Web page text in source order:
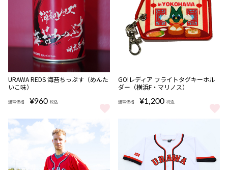
URAWA REDS 海苔ちっぷす（めんた
いこ味）
通常価格 ¥960 税込
URAWA REDS 海苔ちっぷす（めんたいこ味） をもっと見る
GO!レディア フライトタグキーホル
ダー（横浜F・マリノス）
通常価格 ¥1,200 税込
GO!レディア フライトタグキー